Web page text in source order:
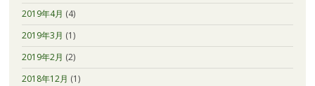
2019年4月 (4)
2019年3月 (1)
2019年2月 (2)
2018年12月 (1)